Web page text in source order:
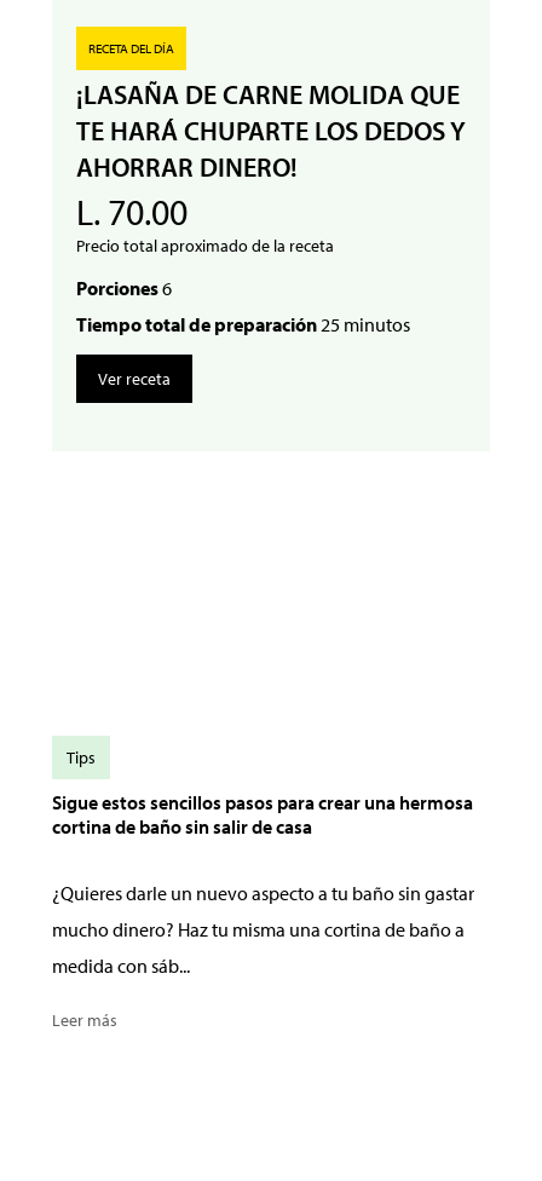
RECETA DEL DÍA
¡LASAÑA DE CARNE MOLIDA QUE
TE HARÁ CHUPARTE LOS DEDOS Y
AHORRAR DINERO!
L. 70.00
Precio total aproximado de la receta
Porciones6
Tiempo total de preparación25 minutos
Ver receta
Sigue estos sencillos pasos para crear una hermosa
cortina de baño sin salir de casa
¿Quieres darle un nuevo aspecto a tu baño sin gastar
mucho dinero? Haz tu misma una cortina de baño a
medida con sáb...
Leer más
Tips